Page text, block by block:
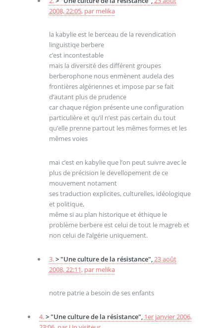
2008, 22:05, par melika
la kabylie est le berceau de la revendication
linguistiqe berbere
c’est incontestable
mais la diversité des différent groupes
berberophone nous enmènent audela des
frontières algériennes et impose par se fait
d’autant plus de prudence
car chaque région présente une configuration
particulière et qu’il n’est pas certain du tout
qu’elle prenne partout les mêmes formes et les
mêmes voies
mai c’est en kabylie que l’on peut suivre avec le
plus de précision le devellopement de ce
mouvement notament
ses traduction explicites, culturelles, idéologique
et politique,
même si au plan historique et éthique le
problème berbere est celui de tout le magreb et
non celui de l’algérie uniquement.
3.> "Une culture de la résistance",23 août
2008, 22:11, par melika
notre patrie a besoin de ses enfants
4.> "Une culture de la résistance", 1er janvier 2006,